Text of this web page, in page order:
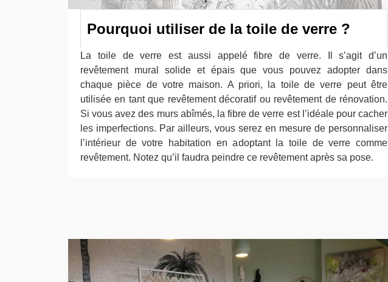
Pourquoi utiliser de la toile de verre ?
La toile de verre est aussi appelé fibre de verre. Il s’agit d’un
revêtement mural solide et épais que vous pouvez adopter dans
chaque pièce de votre maison. A priori, la toile de verre peut être
utilisée en tant que revêtement décoratif ou revêtement de rénovation.
Si vous avez des murs abîmés, la fibre de verre est l’idéale pour cacher
les imperfections. Par ailleurs, vous serez en mesure de personnaliser
l’intérieur de votre habitation en adoptant la toile de verre comme
revêtement. Notez qu’il faudra peindre ce revêtement après sa pose.